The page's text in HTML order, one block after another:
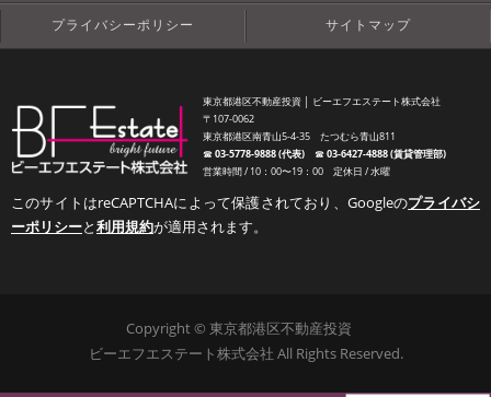
プライバシーポリシー サイトマップ
東京都港区不動産投資 │ ビーエフエステート株式会社
〒107-0062
東京都港区南青山5-4-35 たつむら青山811
☎︎03-5778-9888 (代表)☎︎03-6427-4888 (賃貸管理部)
営業時間 / 10：00〜19：00 定休日 / 水曜
このサイトはreCAPTCHAによって保護されており、Googleのプライバシ
ーポリシーと利用規約が適用されます。
Copyright © 東京都港区不動産投資
ビーエフエステート株式会社 All Rights Reserved.